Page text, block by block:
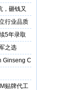
，砸钱又
行业品质
5年录取
之选
Ginseng C
贴牌代工